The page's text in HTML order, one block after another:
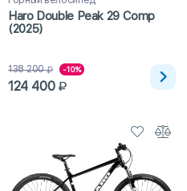
Haro Double Peak 29 Comp
(2025)
138 200 -10%
124 400